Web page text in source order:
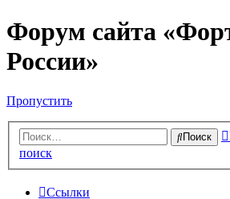
Форум сайта
России»
Пропустить
Поиск
поиск
Ссылки